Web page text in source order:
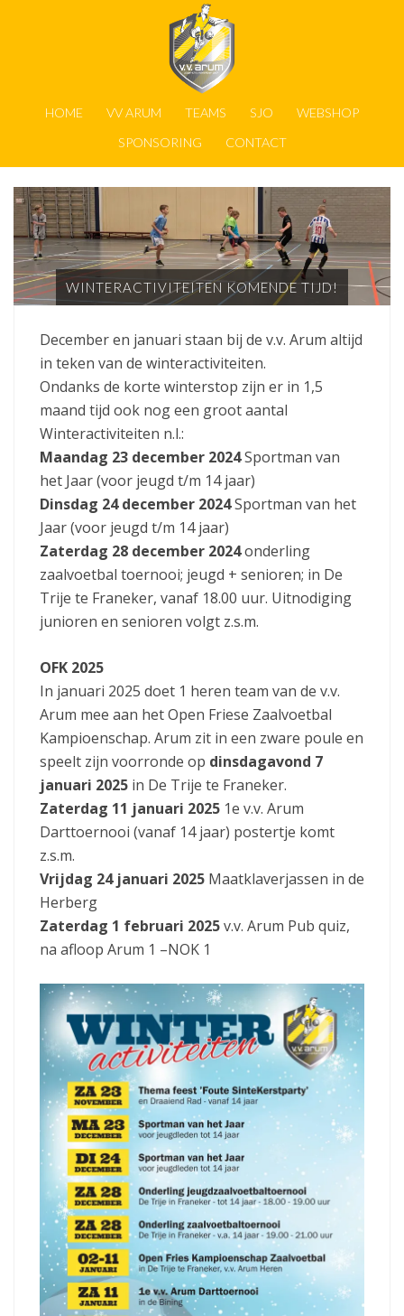
HOME VV ARUM TEAMS SJO
WEBSHOP
SPONSORING
CONTACT
WINTERACTIVITEITEN KOMENDE TIJD!
December en januari staan bij de v.v. Arum altijd
in teken van de winteractiviteiten.
Ondanks de korte winterstop zijn er in 1,5
maand tijd ook nog een groot aantal
Winteractiviteiten n.l.:
Maandag 23 december 2024Sportman van
het Jaar (voor jeugd t/m 14 jaar)
Dinsdag 24 december 2024Sportman van het
Jaar (voor jeugd t/m 14 jaar)
Zaterdag 28 december 2024onderling
zaalvoetbal toernooi; jeugd + senioren; in De
Trije te Franeker, vanaf 18.00 uur. Uitnodiging
junioren en senioren volgt z.s.m.
OFK 2025
In januari 2025 doet 1 heren team van de v.v.
Arum mee aan het Open Friese Zaalvoetbal
Kampioenschap. Arum zit in een zware poule en
speelt zijn voorronde op dinsdagavond 7
januari 2025 in De Trije te Franeker.
Zaterdag 11 januari 2025 1e v.v. Arum
Darttoernooi (vanaf 14 jaar) postertje komt
z.s.m.
Vrijdag 24 januari 2025 Maatklaverjassen in de
Herberg
Zaterdag 1 februari 2025v.v. Arum Pub quiz,
na afloop Arum 1 –NOK 1